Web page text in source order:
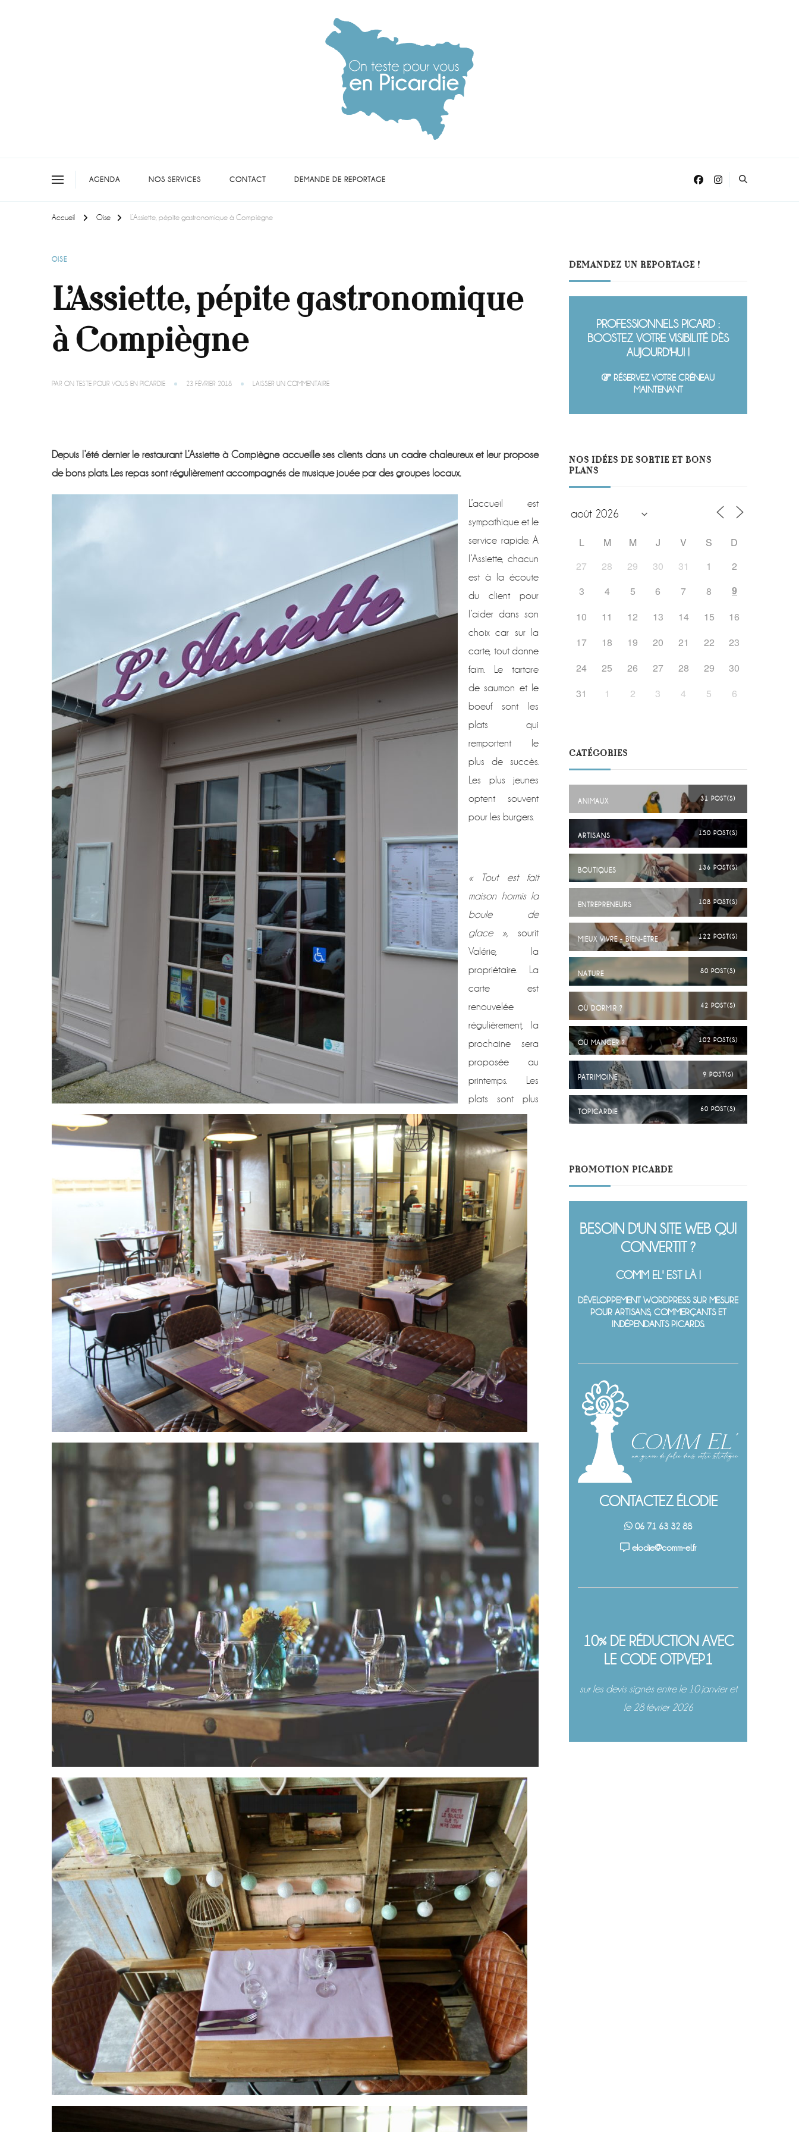
AGENDA NOS SERVICES CONTACT DEMANDE DE REPORTAGE
Accueil Oise L’Assiette, pépite gastronomique à Compiègne
OISE
L’Assiette, pépite gastronomique
à Compiègne
PAR ON TESTE POUR VOUS EN PICARDIE 23 FÉVRIER 2018 LAISSER UN COMMENTAIRESUR
Depuis l’été dernier le restaurant L’Assiette à Compiègne accueille ses clients dans un cadre chaleureux et leur propose
de bons plats. Les repas sont régulièrement accompagnés de musique jouée par des groupes locaux.
L’accueil est
sympathique et le
service rapide. À
l’Assiette, chacun
est à la écoute
du client pour
l’aider dans son
choix car sur la
carte, tout donne
faim. Le tartare
de saumon et le
boeuf sont les
plats qui
remportent le
plus de succès.
Les plus jeunes
optent souvent
pour les burgers.
« Tout est fait
maison hormis la
boule de
glace », sourit
Valérie, la
propriétaire. La
carte est
renouvelée
régulièrement, la
prochaine sera
proposée au
printemps. Les
plats sont plus
DEMANDEZ UN REPORTAGE !
PROFESSIONNELS PICARD :
BOOSTEZ VOTRE VISIBILITÉ DÈS
AUJOURD'HUI !
RÉSERVEZ VOTRE CRÉNEAU
MAINTENANT
NOS IDÉES DE SORTIE ET BONS
PLANS
L M M J V S
D
27
28 29 30 31 1
2
3
4 5 6 7 8
9
10
11 12 13 14 15
16
17
18 19 20 21 22
23
24
25 26 27 28 29
30
31
1 2 3 4 5 6
CATÉGORIES
ANIMAUX 31 POST(S)
ARTISANS 150 POST(S)
BOUTIQUES 136 POST(S)
ENTREPRENEURS 108 POST(S)
MIEUX VIVRE - BIEN-ÊTRE 122 POST(S)
NATURE 80 POST(S)
OÙ DORMIR ? 42 POST(S)
OÙ MANGER ? 102 POST(S)
PATRIMOINE 9 POST(S)
TOPICARDIE 60 POST(S)
PROMOTION PICARDE
BESOIN D'UN SITE WEB QUI
CONVERTIT ?
COMM EL' EST LÀ !
DÉVELOPPEMENT WORDPRESS SUR MESURE
POUR ARTISANS, COMMERÇANTS ET
INDÉPENDANTS PICARDS.
CONTACTEZ ÉLODIE
06 71 63 32 88
elodie@comm-el.fr
10% DE RÉDUCTION AVEC
LE CODE OTPVEP1
sur les devis signés entre le 10 janvier et
le 28 février 2026